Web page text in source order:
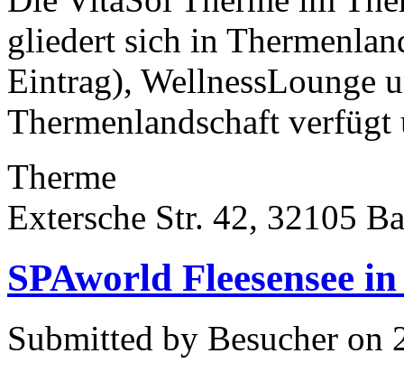
gliedert sich in
Eintrag), WellnessLounge
Thermenlandschaft
Therme
Extersche Str. 42, 32105
SPAworld Fleesensee
Submitted by Besucher on